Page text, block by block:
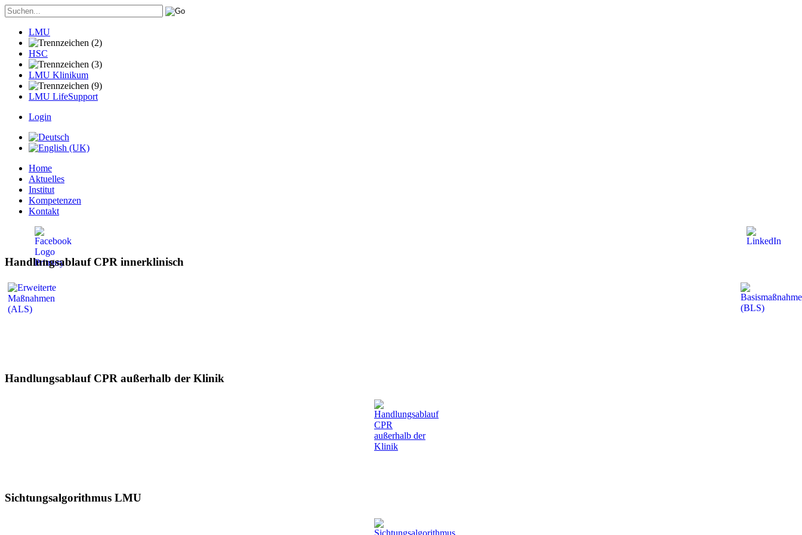
LMU
HSC
LMU Klinikum
LMU LifeSupport
Login
Home
Aktuelles
Institut
Kompetenzen
Kontakt
Handlungsablauf CPR innerklinisch
Handlungsablauf CPR außerhalb der Klinik
Sichtungsalgorithmus LMU